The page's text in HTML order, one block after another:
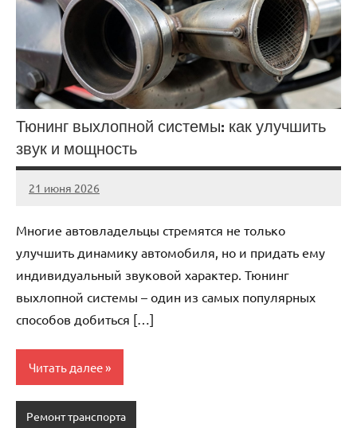
Тюнинг выхлопной системы: как улучшить
звук и мощность
21 июня 2026
auto_motorss
Нет
Многие автовладельцы стремятся не только
улучшить динамику автомобиля, но и придать ему
индивидуальный звуковой характер. Тюнинг
выхлопной системы – один из самых популярных
способов добиться […]
Читать далее
Ремонт транспорта